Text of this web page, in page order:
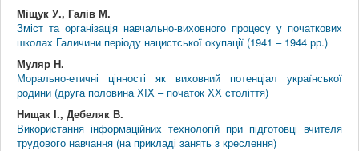
Міщук У., Галів М.
Зміст та організація навчально-виховного процесу у початкових
школах Галичини періоду нацистської окупації (1941 – 1944 рр.)
Муляр Н.
Морально-етичні цінності як виховний потенціал української
родини (друга половина ХІХ – початок ХХ століття)
Нищак І., Дебеляк В.
Використання інформаційних технологій при підготовці вчителя
трудового навчання (на прикладі занять з креслення)